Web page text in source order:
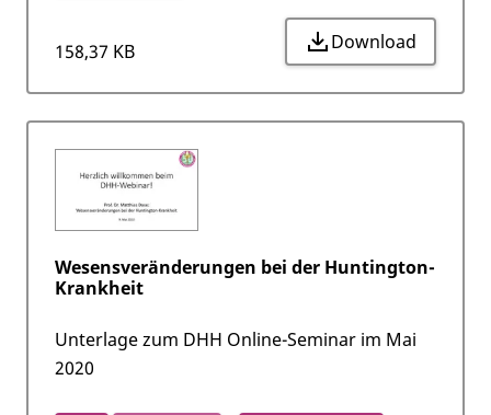
158,37 KB Download
Wesensveränderungen bei der Huntington-
Krankheit
Unterlage zum DHH Online-Seminar im Mai
2020